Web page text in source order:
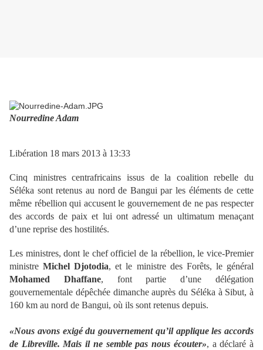
Nourredine Adam
Libération 18 mars 2013 à 13:33
Cinq ministres centrafricains issus de la coalition rebelle du
Séléka sont retenus au nord de Bangui par les éléments de cette
même rébellion qui accusent le gouvernement de ne pas respecter
des accords de paix et lui ont adressé un ultimatum menaçant
d’une reprise des hostilités.
Les ministres, dont le chef officiel de la rébellion, le vice-Premier
ministreMichel Djotodia, et le ministre des Forêts, le général
Mohamed Dhaffane, font partie d’une délégation
gouvernementale dépêchée dimanche auprès du Séléka à Sibut, à
160 km au nord de Bangui, où ils sont retenus depuis.
«Nous avons exigé du gouvernement qu’il applique les accords
de Libreville. Mais il ne semble pas nous écouter», a déclaré à